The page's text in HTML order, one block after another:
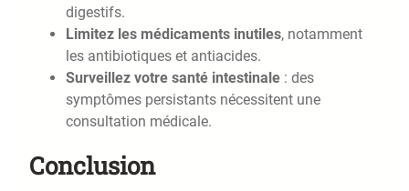
digestifs.
Limitez les médicaments inutiles, notamment
les antibiotiques et antiacides.
Surveillez votre santé intestinale : des
symptômes persistants nécessitent une
consultation médicale.
Conclusion